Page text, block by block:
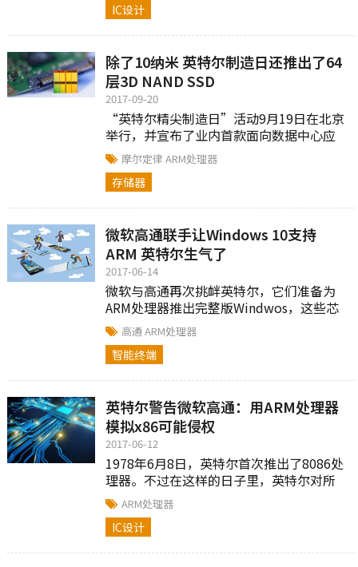
IC设计
除了10纳米 英特尔制造日还推出了64
层3D NAND SSD
2017-09-20
“英特尔精尖制造日”活动9月19日在北京
举行，并宣布了业内首款面向数据中心应
用的64层3D NAND产品已实现商用并出
货。
摩尔定律ARM处理器
存储器
微软高通联手让Windows 10支持
ARM 英特尔生气了
2017-06-14
微软与高通再次挑衅英特尔，它们准备为
ARM处理器推出完整版Windwos，这些芯
片嵌入了x86应用模拟技术。
高通ARM处理器
智能终端
英特尔警告微软高通：用ARM处理器
模拟x86可能侵权
2017-06-12
1978年6月8日，英特尔首次推出了8086处
理器。不过在这样的日子里，英特尔对所
有开发x86模拟器技术的公司发出了威胁。
ARM处理器
IC设计